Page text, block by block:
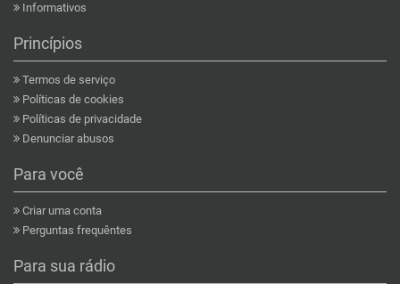
Informativos
Princípios
Termos de serviço
Políticas de cookies
Políticas de privacidade
Denunciar abusos
Para você
Criar uma conta
Perguntas frequêntes
Para sua rádio